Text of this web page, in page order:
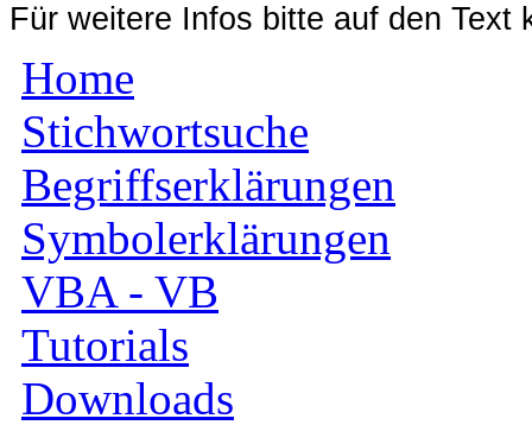
Für weitere Infos bitte auf den Text
Home
Stichwortsuche
Begriffserklärungen
Symbolerklärungen
VBA - VB
Tutorials
Downloads